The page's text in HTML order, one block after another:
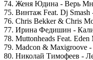
74. Женя Юдина - Верь
75. Винтаж Feat. Dj
76. Chris Bekker & Chris
77. Ирина Федишин -
78. Muttonheads Feat.
79. Madcon & Maxigroove
80. Николай Тимофеев -